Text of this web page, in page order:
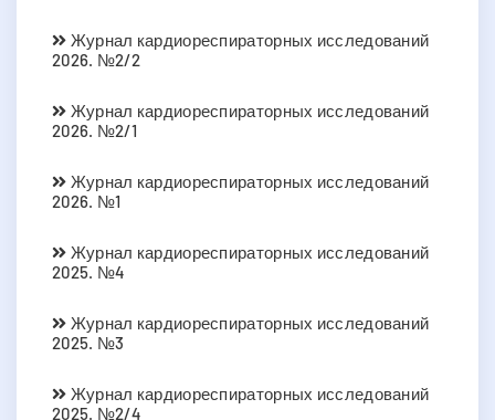
Журнал кардиореспираторных исследований
2026. №2/2
Журнал кардиореспираторных исследований
2026. №2/1
Журнал кардиореспираторных исследований
2026. №1
Журнал кардиореспираторных исследований
2025. №4
Журнал кардиореспираторных исследований
2025. №3
Журнал кардиореспираторных исследований
2025. №2/4